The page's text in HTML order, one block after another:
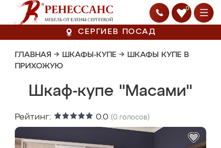
0
СЕРГИЕВ ПОСАД
ГЛАВНАЯ → ШКАФЫ-КУПЕ → ШКАФЫ КУПЕ В
ПРИХОЖУЮ
Шкаф-купе "Масами"
Рейтинг: 0.0 (0 голосов)